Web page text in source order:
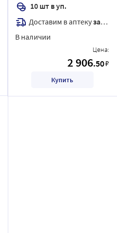
10 шт в уп.
Доставим в аптекузавтра
В наличии
Цена:
2 906.50₽
Купить